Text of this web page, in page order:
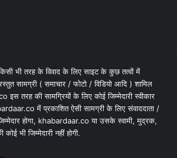
भी तरह के विवाद के लिए साइट के कुछ तत्वों में
सामग्री ( समाचार / फोटो / विडियो आदि ) शामिल
इस तरह की सामग्रियों के लिए कोई जिम्मेदारी स्वीकार
में प्रकाशित ऐसी सामग्री के लिए संवाददाता /
होगा, khabardaar.co या उसके स्वामी, मुद्रक,
भी जिम्मेदारी नहीं होगी.